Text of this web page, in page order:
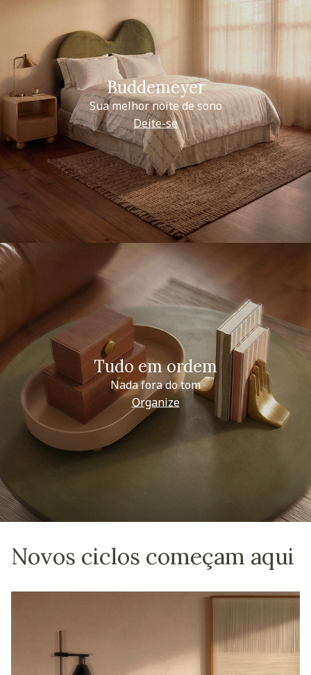
Buddemeyer
Sua melhor noite de sono
Deite-se
Tudo em ordem
Nada fora do tom
Organize
Novos ciclos começam aqui